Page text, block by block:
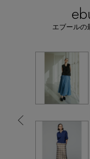
【Tシャツ】デ
【サンダル】ビ
【リネン】涼しい
【CFCL】注目の
CATEGORY
すべてのウェア
ブラウス・シャツ
シューズ
すべてのシューズ
バッグ・財布
エル・ショップにつ
お知らせ
よくあるご質問
服を創出。ブランド
エブールの